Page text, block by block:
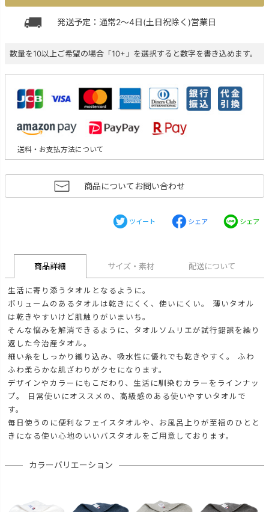
発送予定：通常2～4日(土日祝除く)営業日
数量を10以上ご希望の場合「10+」を選択すると数字を書き込めます。
送料・お支払方法について
商品についてお問い合わせ
ツイート シェア シェア
商品詳細 サイズ・素材 配送について
生活に寄り添うタオルとなるように。
ボリュームのあるタオルは乾きにくく、使いにくい。 薄いタオル
は乾きやすいけど肌触りがいまいち。
そんな悩みを解消できるように、タオルソムリエが試行錯誤を繰り
返した今治産タオル。
細い糸をしっかり織り込み、吸水性に優れでも乾きやすく。 ふわ
ふわ柔らかな肌ざわりがクセになります。
デザインやカラーにもこだわり、生活に馴染むカラーをラインナッ
プ。 日常使いにオススメの、高級感のある使いやすいタオルで
す。
毎日使うのに便利なフェイスタオルや、お風呂上りが至福のひとと
きになる使い心地のいいバスタオルをご用意しております。
カラーバリエーション